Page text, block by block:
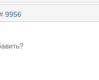
9956